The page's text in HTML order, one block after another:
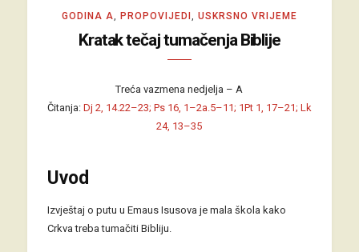
GODINA A PROPOVIJEDI USKRSNO VRIJEME
Kratak tečaj tumačenja Biblije
Treća vazmena nedjelja – A
Čitanja: Dj 2, 14.22–23; Ps 16, 1–2a.5–11; 1Pt 1, 17–21; Lk
24, 13–35
Uvod
Izvještaj o putu u Emaus Isusova je mala škola kako
Crkva treba tumačiti Bibliju.